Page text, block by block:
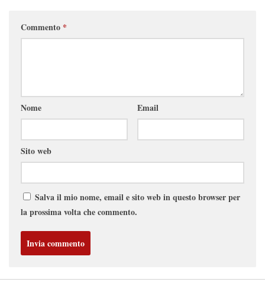
Commento *
Nome Email
Sito web
Salva il mio nome, email e sito web in questo browser per
la prossima volta che commento.